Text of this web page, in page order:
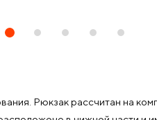
Рюкзак рассчитан на